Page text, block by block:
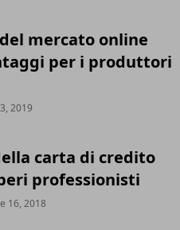
mercato online
per i produttori
2019
carta di credito
professionisti
16, 2018